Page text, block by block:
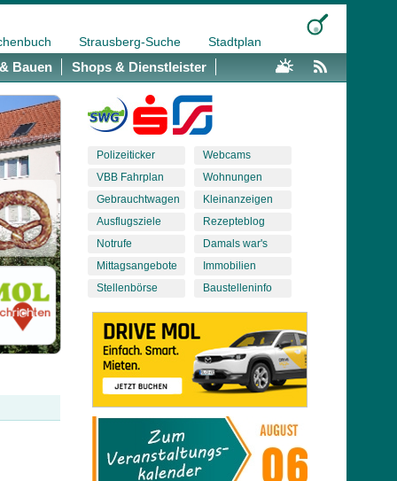
Strausberg-Suche Stadtplan
Bauen Shops & Dienstleister
Polizeiticker
VBB Fahrplan
Gebrauchtwagen
Ausflugsziele
Notrufe
Mittagsangebote
Stellenbörse
Webcams
Wohnungen
Kleinanzeigen
Rezepteblog
Damals war's
Immobilien
Baustelleninfo